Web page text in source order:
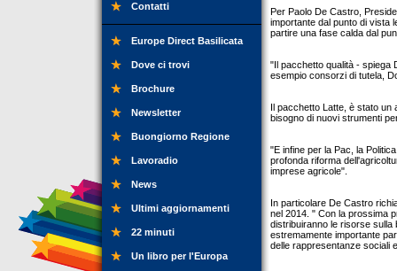
Contatti
Europe Direct Basilicata
Dove ci trovi
Brochure
Newsletter
Buongiorno Regione
Lavoradio
News
Ultimi aggiornamenti
22 minuti
Un libro per l'Europa
Per Paolo De Castro,
importante dal punto di vista
partire una fase calda dal
"Il pacchetto qualità - spiega
esempio consorzi di tutela,
Il pacchetto Latte, è stato un
bisogno di nuovi strumenti
"E infine per la Pac, la
profonda riforma
imprese agricole".
In particolare De Castro
nel 2014. " Con la prossima
distribuiranno le risorse sulla
estremamente importante
delle rappresentanze sociali